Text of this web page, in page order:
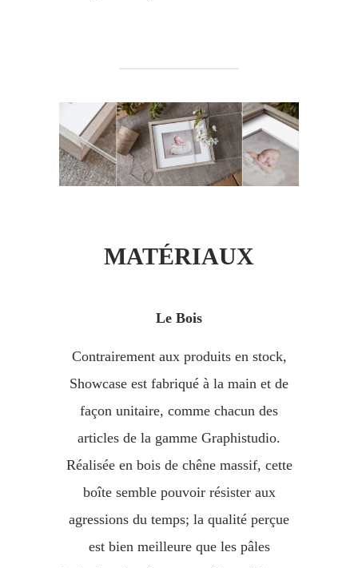
MATÉRIAUX
Le Bois
Contrairement aux produits en stock,
Showcase est fabriqué à la main et de
façon unitaire, comme chacun des
articles de la gamme Graphistudio.
Réalisée en bois de chêne massif, cette
boîte semble pouvoir résister aux
agressions du temps; la qualité perçue
est bien meilleure que les pâles